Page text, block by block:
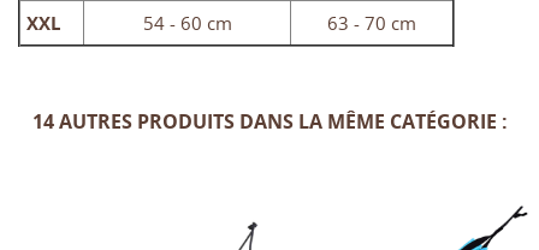
XXL
54 - 60 cm 63 - 70 cm
14 AUTRES PRODUITS DANS LA MÊME CATÉGORIE :